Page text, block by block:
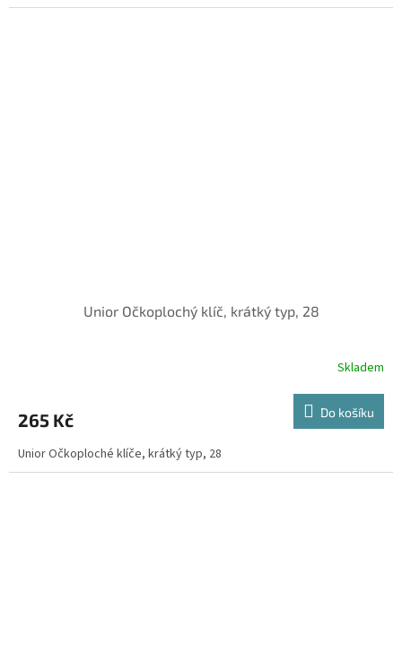
Unior Očkoplochý klíč, krátký typ, 28
Skladem
265 Kč Do košíku
Unior Očkoploché klíče, krátký typ, 28